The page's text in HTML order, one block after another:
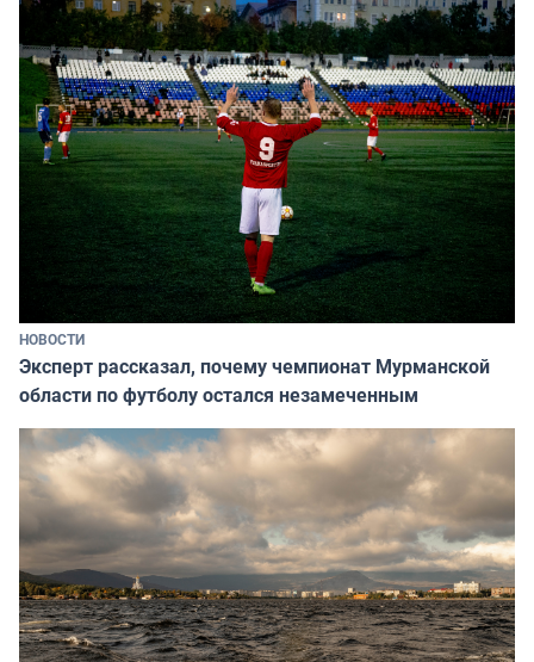
НОВОСТИ
Эксперт рассказал, почему чемпионат Мурманской
области по футболу остался незамеченным